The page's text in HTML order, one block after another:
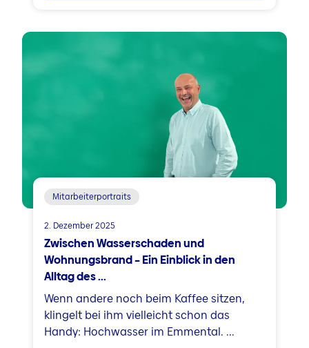
Mitarbeiterportraits
2. Dezember 2025
Zwischen Wasserschaden und
Wohnungsbrand – Ein Einblick in den
Alltag des ...
Wenn andere noch beim Kaffee sitzen,
klingelt bei ihm vielleicht schon das
Handy: Hochwasser im Emmental. ...